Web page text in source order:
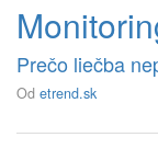
Prečo liečba
Od etrend.sk